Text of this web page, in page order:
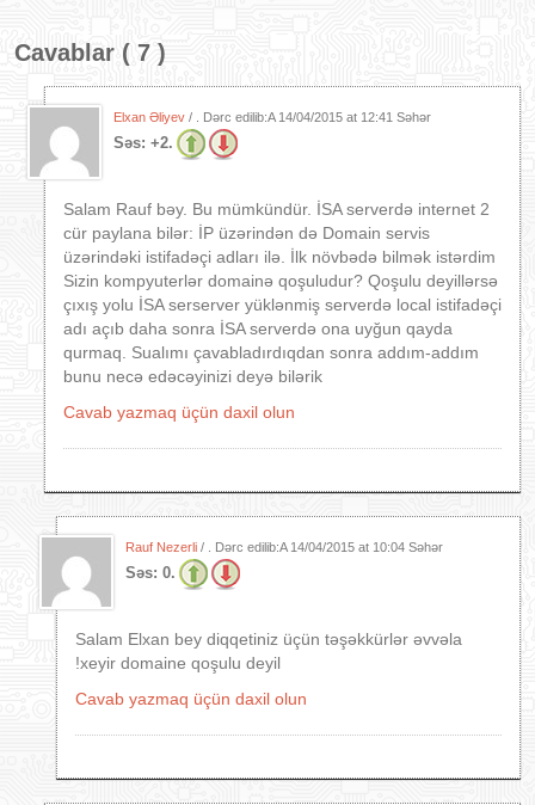
Cavablar ( 7 )
Elxan Əliyev / . Dərc edilib:A 14/04/2015 at 12:41 Səhər
Səs: +2.
Salam Rauf bəy. Bu mümkündür. İSA serverdə internet 2
cür paylana bilər: İP üzərindən də Domain servis
üzərindəki istifadəçi adları ilə. İlk növbədə bilmək istərdim
Sizin kompyuterlər domainə qoşuludur? Qoşulu deyillərsə
çıxış yolu İSA serserver yüklənmiş serverdə local istifadəçi
adı açıb daha sonra İSA serverdə ona uyğun qayda
qurmaq. Sualımı çavabladırdıqdan sonra addım-addım
bunu necə edəcəyinizi deyə bilərik
Cavab yazmaq üçün daxil olun
Rauf Nezerli / . Dərc edilib:A 14/04/2015 at 10:04 Səhər
Səs: 0.
Salam Elxan bey diqqetiniz üçün təşəkkürlər əvvəla
!xeyir domaine qoşulu deyil
Cavab yazmaq üçün daxil olun